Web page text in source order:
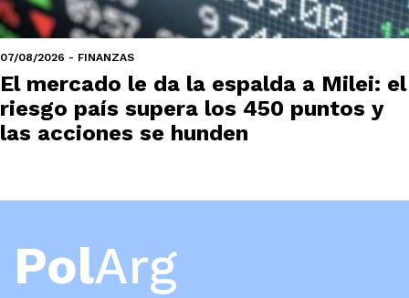
07/08/2026 - FINANZAS
El mercado le da la espalda a Milei: el
riesgo país supera los 450 puntos y
las acciones se hunden
PolArg